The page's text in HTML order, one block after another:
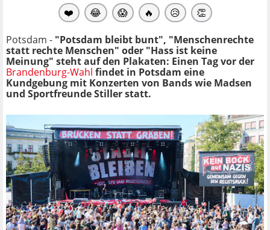
❤️ 😂 😱 🔥 😥 👏
Potsdam - "Potsdam bleibt bunt", "Menschenrechte
statt rechte Menschen" oder "Hass ist keine
Meinung" steht auf den Plakaten: Einen Tag vor der
Brandenburg-Wahl findet in Potsdam eine
Kundgebung mit Konzerten von Bands wie Madsen
und Sportfreunde Stiller statt.